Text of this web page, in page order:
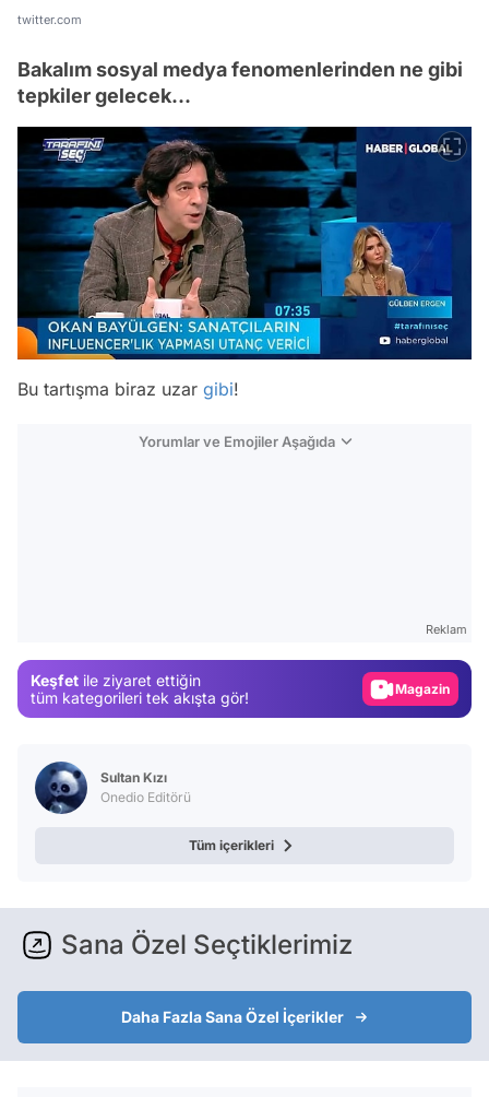
twitter.com
Bakalım sosyal medya fenomenlerinden ne gibi
tepkiler gelecek...
Bu tartışma biraz uzar gibi!
Yorumlar ve Emojiler Aşağıda
Reklam
Keşfet ile ziyaret ettiğin
tüm kategorileri tek akışta gör!
Gündem
Magazin
Video
Sultan Kızı
Onedio Editörü
Tüm içerikleri
Sana Özel Seçtiklerimiz
Daha Fazla Sana Özel İçerikler